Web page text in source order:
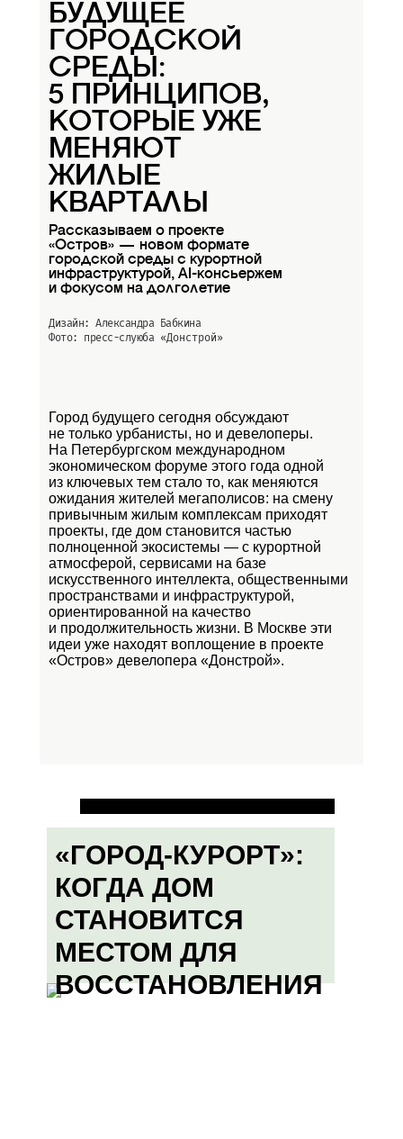
БУДУЩЕЕ
ГОРОДСКОЙ
СРЕДЫ:
5 ПРИНЦИПОВ,
КОТОРЫЕ УЖЕ
МЕНЯЮТ
ЖИЛЫЕ
КВАРТАЛЫ
Рассказываем о проекте
«Остров» — новом формате
городской среды с курортной
инфраструктурой, AI-консьержем
и фокусом на долголетие
Дизайн: Александра Бабкина
Фото: пресс-слуюба «Донстрой»
Город будущего сегодня обсуждают
не только урбанисты, но и девелоперы.
На Петербургском международном
экономическом форуме этого года одной
из ключевых тем стало то, как меняются
ожидания жителей мегаполисов: на смену
привычным жилым комплексам приходят
проекты, где дом становится частью
полноценной экосистемы — с курортной
атмосферой, сервисами на базе
искусственного интеллекта, общественными
пространствами и инфраструктурой,
ориентированной на качество
и продолжительность жизни. В Москве эти
идеи уже находят воплощение в проекте
«Остров» девелопера «Донстрой».
«ГОРОД-КУРОРТ»:
КОГДА ДОМ
СТАНОВИТСЯ
МЕСТОМ ДЛЯ
ВОССТАНОВЛЕНИЯ